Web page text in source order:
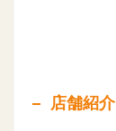
店舗紹介